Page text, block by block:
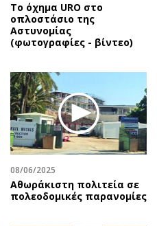
Το όχημα URO στο
οπλοστάσιο της
Αστυνομίας
(φωτογραφίες - βίντεο)
08/06/2025
Αθωράκιστη πολιτεία σε
πολεοδομικές παρανομίες